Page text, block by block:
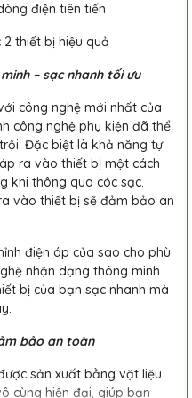
điện tiên tiến
2 thiết bị hiệu quả
– sạc nhanh tối ưu
công nghệ mới nhất của
công nghệ phụ kiện đã thể
Đặc biệt là khả năng tự
ra vào thiết bị một cách
khi thông qua cóc sạc.
vào thiết bị sẽ đảm bảo an
điện áp của sao cho phù
nhận dạng thông minh.
bị của bạn sạc nhanh mà
bảo an toàn
sản xuất bằng vật liệu
cùng hiện đại, giúp bạn